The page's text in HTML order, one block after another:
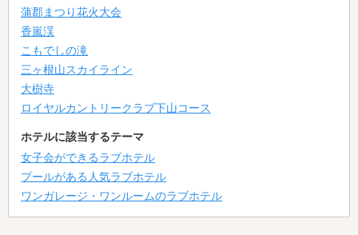
蒲郡まつり花火大会
香嵐渓
こもでしの滝
三ヶ根山スカイライン
大樹寺
ロイヤルカントリークラブ下山コース
ホテルに該当するテーマ
女子会ができるラブホテル
プールがある人気ラブホテル
ワンガレージ・ワンルームのラブホテル